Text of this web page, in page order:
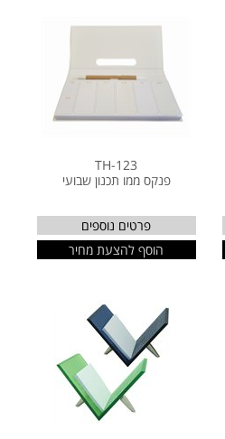
TH-123
פנקס ממו תכנון שבועי
פרטים נוספים
הוסף להצעת מחיר